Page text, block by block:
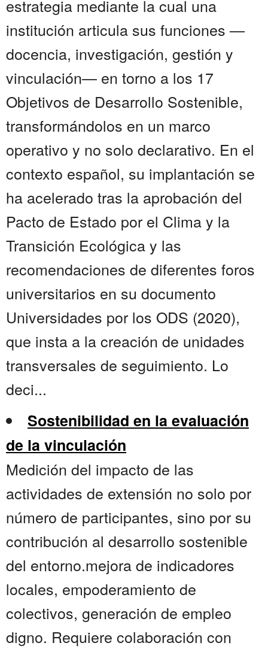
estrategia mediante la cual una
institución articula sus funciones —
docencia, investigación, gestión y
vinculación— en torno a los 17
Objetivos de Desarrollo Sostenible,
transformándolos en un marco
operativo y no solo declarativo. En el
contexto español, su implantación se
ha acelerado tras la aprobación del
Pacto de Estado por el Clima y la
Transición Ecológica y las
recomendaciones de diferentes foros
universitarios en su documento
Universidades por los ODS (2020),
que insta a la creación de unidades
transversales de seguimiento. Lo
deci...
Sostenibilidad en la evaluación
de la vinculación
Medición del impacto de las
actividades de extensión no solo por
número de participantes, sino por su
contribución al desarrollo sostenible
del entorno.mejora de indicadores
locales, empoderamiento de
colectivos, generación de empleo
digno. Requiere colaboración con